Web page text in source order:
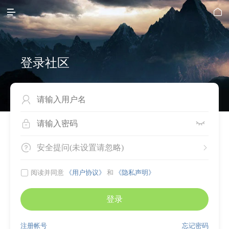
 
登录社区

 
 
安全提问(未设置请忽略)
 阅读并同意 《用户协议》 和 《隐私声明》
登录
忘记密码
注册帐号